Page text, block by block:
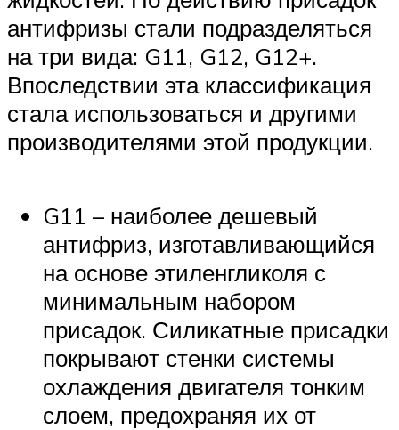
антифризы стали подразделяться
на три вида: G11, G12, G12+.
Впоследствии эта классификация
стала использоваться и другими
производителями этой продукции.
G11 – наиболее дешевый
антифриз, изготавливающийся
на основе этиленгликоля с
минимальным набором
присадок. Силикатные присадки
покрывают стенки системы
охлаждения двигателя тонким
слоем, предохраняя их от